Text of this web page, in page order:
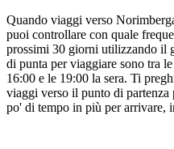
Quando viaggi verso
puoi controllare con quale
prossimi 30 giorni utilizzando il
di punta per viaggiare sono tra
16:00 e le 19:00 la sera. Ti
viaggi verso il punto di
po' di tempo in più per arrivare,